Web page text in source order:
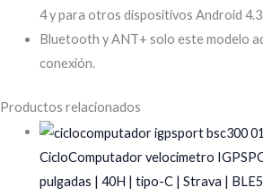
4 y para otros dispositivos Android 4.3
Bluetooth y ANT+ solo este modelo
conexión.
Productos relacionados
CicloComputador velocimetro
pulgadas | 40H | tipo-C | Strava |